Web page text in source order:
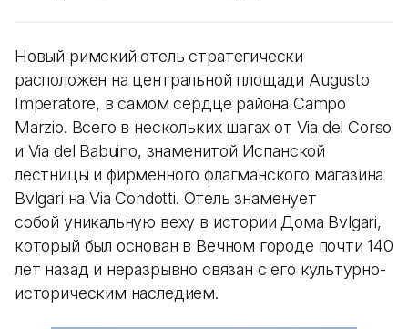
Новый римский отель стратегически
расположен на центральной площади Augusto
Imperatore, в самом сердце района Campo
Marzio. Всего в нескольких шагах от Via del Corso
и Via del Babuino, знаменитой Испанской
лестницы и фирменного флагманского магазина
Bvlgari на Via Condotti. Отель знаменует
собой уникальную веху в истории Дома Bvlgari,
который был основан в Вечном городе почти 140
лет назад и неразрывно связан с его культурно-
историческим наследием.